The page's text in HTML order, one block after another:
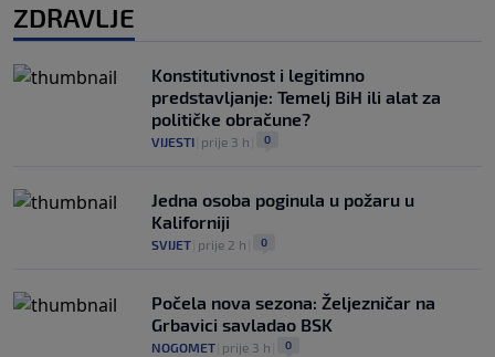
ZDRAVLJE
Konstitutivnost i legitimno
predstavljanje: Temelj BiH ili alat za
političke obračune?
VIJESTI prije 3 h 0
Jedna osoba poginula u požaru u
Kaliforniji
SVIJET prije 2 h 0
Počela nova sezona: Željezničar na
Grbavici savladao BSK
NOGOMET prije 3 h 0